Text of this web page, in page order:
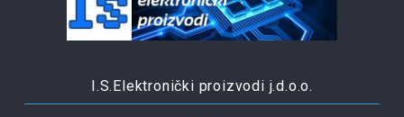
I.S.Elektronički proizvodi j.d.o.o.